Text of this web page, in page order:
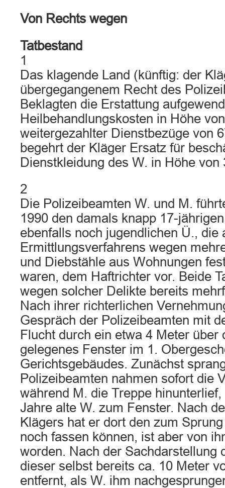
Von Rechts wegen
Tatbestand
1
Das klagende Land (künftig: der
übergegangenem Recht des
Beklagten die Erstattung
Heilbehandlungskosten in Höhe
weitergezahlter Dienstbezüge von
begehrt der Kläger Ersatz für
Dienstkleidung des W. in Höhe von
2
Die Polizeibeamten W. und M.
1990 den damals knapp 17-
ebenfalls noch jugendlichen Ü., die
Ermittlungsverfahrens wegen
und Diebstähle aus Wohnungen
waren, dem Haftrichter vor. Beide
wegen solcher Delikte bereits
Nach ihrer richterlichen
Gespräch der Polizeibeamten mit
Flucht durch ein etwa 4 Meter über
gelegenes Fenster im 1.
Gerichtsgebäudes. Zunächst
Polizeibeamten nahmen sofort die
während M. die Treppe
Jahre alte W. zum Fenster. Nach
Klägers hat er dort den zum
noch fassen können, ist aber von
worden. Nach der Sachdarstellung
dieser selbst bereits ca. 10 Meter
entfernt, als W. ihm